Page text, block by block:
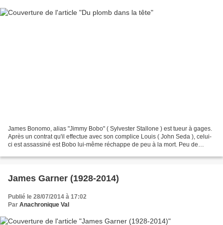
James Bonomo, alias "Jimmy Bobo" ( Sylvester Stallone ) est tueur à gages.
Après un contrat qu'il effectue avec son complice Louis ( John Seda ), celui-
ci est assassiné est Bobo lui-même réchappe de peu à la mort. Peu de
James Garner (1928-2014)
Publié le 28/07/2014 à 17:02
Par Anachronique Val